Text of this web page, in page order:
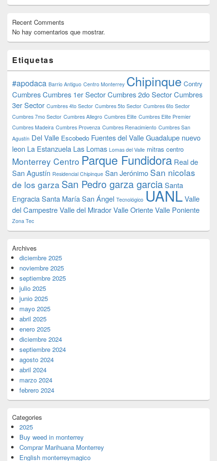
Recent Comments
No hay comentarios que mostrar.
Etiquetas
#apodaca Barrio Antiguo Centro Monterrey Chipinque Contry
CumbresCumbres 1er SectorCumbres 2do SectorCumbres
3er Sector Cumbres 4to Sector Cumbres 5to Sector Cumbres 6to Sector
Cumbres 7mo Sector Cumbres Allegro Cumbres Elite Cumbres Elite Premier
Cumbres Madeira Cumbres Provenza Cumbres Renacimiento Cumbres San
Agustín Del Valle Escobedo Fuentes del ValleGuadalupe nuevo
leon La Estanzuela Las Lomas Lomas del Valle mitras centro
Monterrey Centro Parque Fundidora Real de
San Agustín Residencial Chipinque San Jerónimo San nicolas
de los garza San Pedro garza garciaSanta
EngraciaSanta MaríaSan Ángel Tecnológico UANLValle
del CampestreValle del MiradorValle OrienteValle Poniente
Zona Tec
Archives
diciembre 2025
noviembre 2025
septiembre 2025
julio 2025
junio 2025
mayo 2025
abril 2025
enero 2025
diciembre 2024
septiembre 2024
agosto 2024
abril 2024
marzo 2024
febrero 2024
Categories
2025
Buy weed in monterrey
Comprar Marihuana Monterrey
English monterreymagico